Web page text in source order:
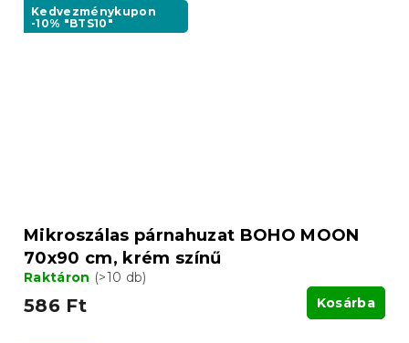
Kedvezménykupon
-10% "BTS10"
Mikroszálas párnahuzat BOHO MOON
70x90 cm, krém színű
Raktáron (>10 db)
586 Ft Kosárba